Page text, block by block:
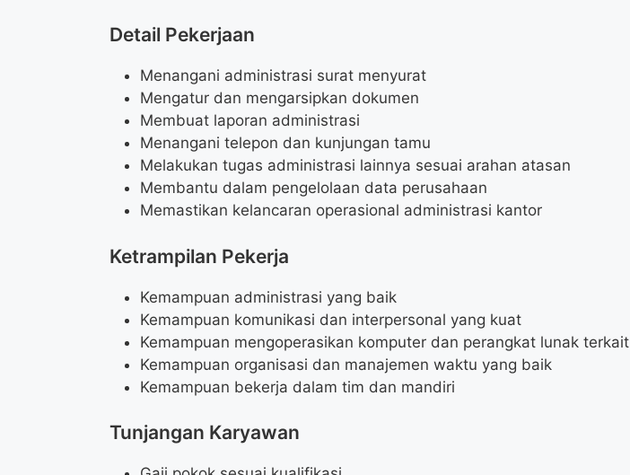
Detail Pekerjaan
Menangani administrasi surat menyurat
Mengatur dan mengarsipkan dokumen
Membuat laporan administrasi
Menangani telepon dan kunjungan tamu
Melakukan tugas administrasi lainnya sesuai arahan atasan
Membantu dalam pengelolaan data perusahaan
Memastikan kelancaran operasional administrasi kantor
Ketrampilan Pekerja
Kemampuan administrasi yang baik
Kemampuan komunikasi dan interpersonal yang kuat
Kemampuan mengoperasikan komputer dan perangkat lunak terkait
Kemampuan organisasi dan manajemen waktu yang baik
Kemampuan bekerja dalam tim dan mandiri
Tunjangan Karyawan